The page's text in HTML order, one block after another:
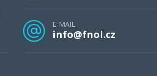
E-MAIL
info@fnol.cz